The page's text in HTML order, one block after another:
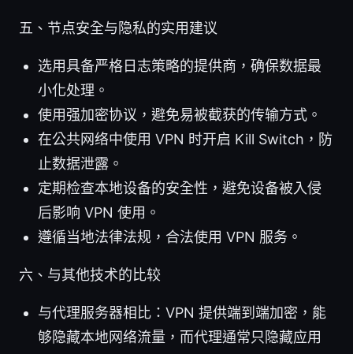
五、节点安全与隐私的实用建议
选用具备严格日志策略的提供商，确保数据最
小化处理。
使用强加密协议，避免易被截获的传输方式。
在公共网络中使用 VPN 时开启 Kill Switch，防
止数据泄露。
定期检查本地设备的安全性，避免设备被入侵
后影响 VPN 使用。
遵循当地法律法规，合法使用 VPN 服务。
六、与其他技术的比较
与代理服务器相比：VPN 提供端到端加密，能
够隐藏本地网络流量，而代理通常只隐藏应用